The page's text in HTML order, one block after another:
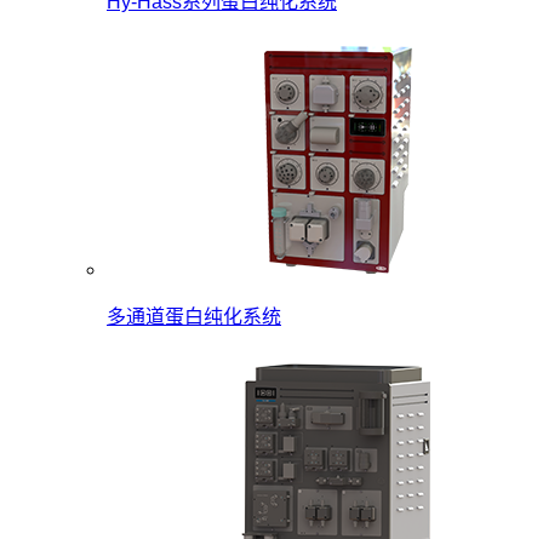
多通道蛋白纯化系统